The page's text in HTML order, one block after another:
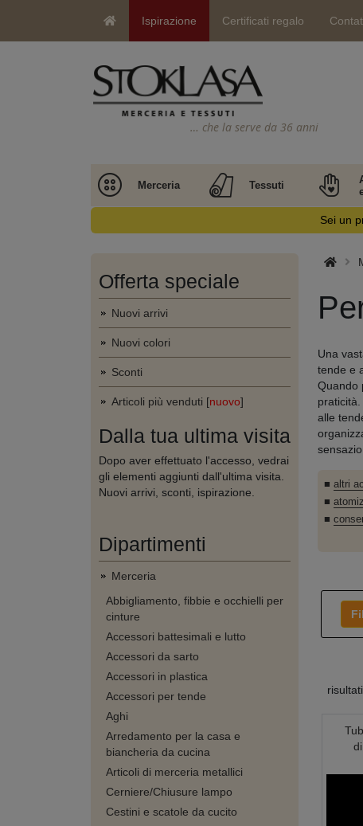
Ispirazione Certificati regalo
… che la serve da 36 anni
Merceria Tessuti
Sei un
Offerta speciale
Nuovi arrivi
Nuovi colori
Sconti
Articoli più venduti [nuovo]
Dalla tua ultima visita
Dopo aver effettuato l'accesso, vedrai
gli elementi aggiunti dall'ultima visita.
Nuovi arrivi, sconti, ispirazione.
Dipartimenti
Merceria
Abbigliamento, fibbie e occhielli per
cinture
Accessori battesimali e lutto
Accessori da sarto
Accessori in plastica
Accessori per tende
Aghi
Arredamento per la casa e
biancheria da cucina
Articoli di merceria metallici
Cerniere/Chiusure lampo
Cestini e scatole da cucito
Una
tende e
Quando
alle
■ altri
■
■
risultati